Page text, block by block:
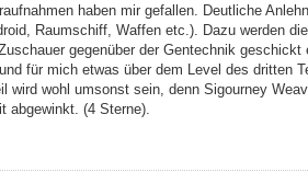
haben mir gefallen. Deutliche
Raumschiff, Waffen etc.). Dazu werden die
gegenüber der Gentechnik geschickt
für mich etwas über dem Level des dritten
wird wohl umsonst sein, denn Sigourney
abgewinkt. (4 Sterne).